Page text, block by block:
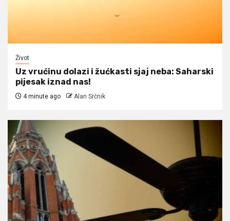
Život
Uz vrućinu dolazi i žućkasti sjaj neba: Saharski
pijesak iznad nas!
4 minute ago Alan Srčnik